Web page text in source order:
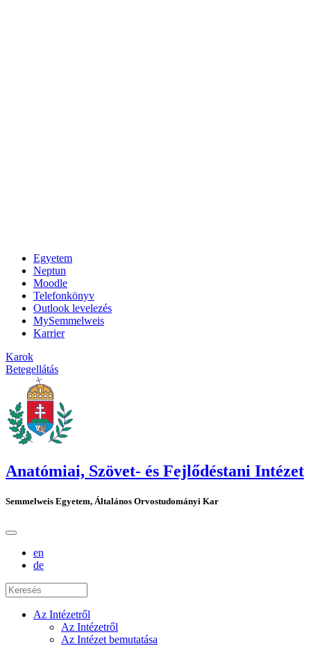
Egyetem
Neptun
Moodle
Telefonkönyv
Outlook levelezés
MySemmelweis
Karrier
Karok
Betegellátás
Anatómiai, Szövet- és Fejlődéstani Intézet
Semmelweis Egyetem, Általános Orvostudományi Kar
en
de
Az Intézetről
Az Intézetről
Az Intézet bemutatása